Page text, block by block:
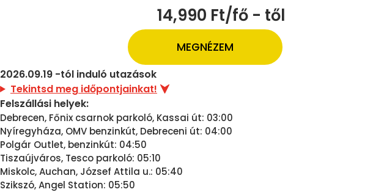
14,990 Ft/fő - től
MEGNÉZEM
2026.09.19 -tól induló utazások
Tekintsd meg időpontjainkat!
Felszállási helyek:
Debrecen, Főnix csarnok parkoló, Kassai út: 03:00
Nyíregyháza, OMV benzinkút, Debreceni út: 04:00
Polgár Outlet, benzinkút: 04:50
Tiszaújváros, Tesco parkoló: 05:10
Miskolc, Auchan, József Attila u.: 05:40
Szikszó, Angel Station: 05:50